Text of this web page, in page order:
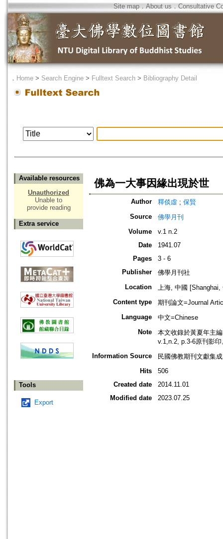
Site map．About us ． Consultative
． Home > Search Engine > Fulltext Search > Bibliography Detail
Available resources
Unauthorized
Unable to
provide reading
Extra service
Tools
Export
佛為一大事因緣出現於世
Author 釋倓虛 ; 保賢
Source
佛學月刊
Volume
v.1 n.2
Date
1941.07
Pages
3 - 6
Publisher
佛學月刊社
Location
上海, 中國 [Shanghai,
Content type
期刊論文=Journal
Language
中文=Chinese
Note
本文收錄於黃夏年主
v.1,n.2, p.3-6原刊影印
Information Source
民國佛教期刊文獻集
Hits
506
Created date
2014.11.01
Modified date
2023.07.25